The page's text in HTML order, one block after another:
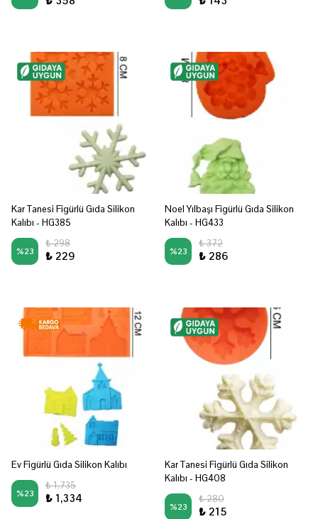
Kar Tanesi Figürlü Gıda Silikon
Kalıbı - HG385
%23
₺ 298
₺ 229
Noel Yılbaşı Figürlü Gıda Silikon
Kalıbı - HG433
%23
₺ 372
₺ 286
Ev Figürlü Gıda Silikon Kalıbı
%23
₺ 1,735
₺ 1,334
Kar Tanesi Figürlü Gıda Silikon
Kalıbı - HG408
%23
₺ 280
₺ 215